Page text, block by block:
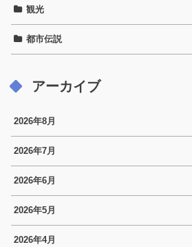
観光
都市伝説
アーカイブ
2026年8月
2026年7月
2026年6月
2026年5月
2026年4月